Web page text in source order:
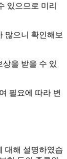
있으므로 미리
많으니 확인해보
을 받을 수 있
필요에 따라 변
대해 설명하였습